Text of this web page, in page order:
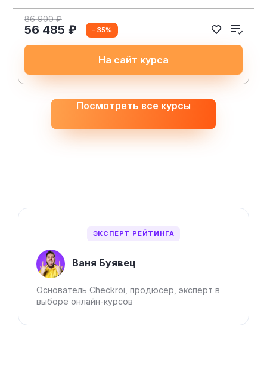
ЭКСПЕРТ РЕЙТИНГА
Ваня Буявец
Основатель Checkroi, продюсер, эксперт в
выборе онлайн-курсов
86 900 ₽
56 485 ₽ - 35%
На сайт курса
Посмотреть все курсы